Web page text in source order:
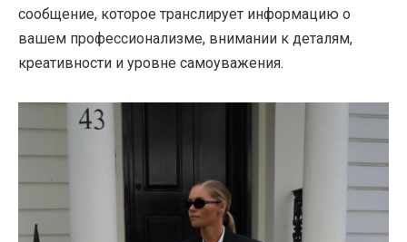
сообщение, которое транслирует информацию о
вашем профессионализме, внимании к деталям,
креативности и уровне самоуважения.